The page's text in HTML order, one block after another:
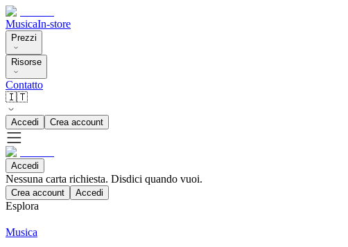
MusicaIn-store
Prezzi
Risorse
Contatto
🇮🇹
Accedi Crea account
Accedi
Nessuna carta richiesta. Disdici quando vuoi.
Crea account Accedi
Esplora
Musica